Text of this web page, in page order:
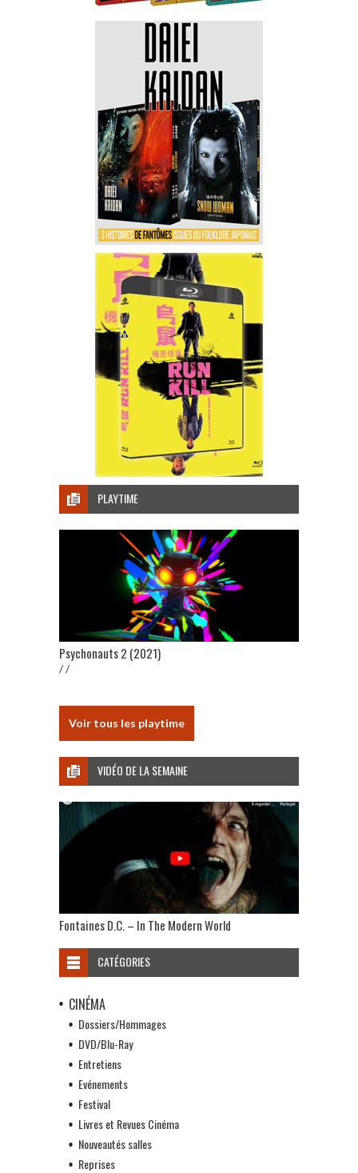
PLAYTIME
Psychonauts 2 (2021)
/ /
Voir tous les playtime
VIDÉO DE LA SEMAINE
Fontaines D.C. – In The Modern World
CATÉGORIES
CINÉMA
Dossiers/Hommages
DVD/Blu-Ray
Entretiens
Evénements
Festival
Livres et Revues Cinéma
Nouveautés salles
Reprises